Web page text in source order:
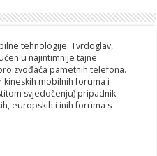
tehnologije. Tvrdoglav,
u najintimnije tajne
pametnih telefona.
kineskih mobilnih foruma i
svjedočenju) pripadnik
europskih i inih foruma s